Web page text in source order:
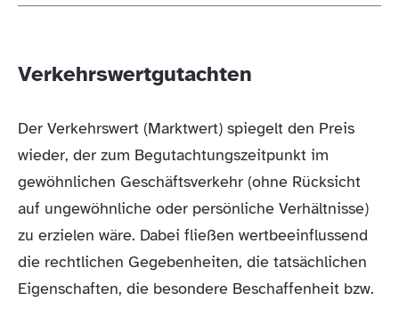
bei Gerichtsaufträgen eine Kopie des
Schätzungsanordnung
Kaufpreissammlung
personenbezogenen Daten nach Art. 13 und Art.
Verordnung über die Gutachterausschüsse,
Bodenrichtwerte nach dem Baugesetzbuch
(BayGaV)
Verkehrswertgutachten
Der Verkehrswert (Marktwert) spiegelt den Preis
wieder, der zum Begutachtungszeitpunkt im
gewöhnlichen Geschäftsverkehr (ohne Rücksicht
auf ungewöhnliche oder persönliche Verhältnisse)
zu erzielen wäre. Dabei fließen wertbeeinflussend
die rechtlichen Gegebenheiten, die tatsächlichen
Eigenschaften, die besondere Beschaffenheit bzw.